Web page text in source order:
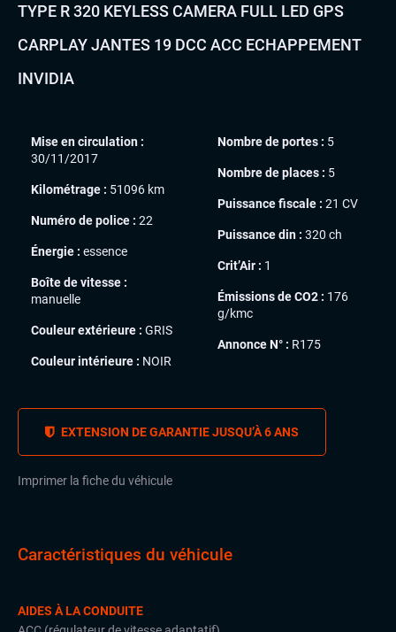
TYPE R 320 KEYLESS CAMERA FULL LED GPS
CARPLAY JANTES 19 DCC ACC ECHAPPEMENT
INVIDIA
Mise en circulation :
30/11/2017
Kilométrage : 51096 km
Numéro de police : 22
Énergie : essence
Boîte de vitesse :
manuelle
Couleur extérieure : GRIS
Couleur intérieure : NOIR
Nombre de portes : 5
Nombre de places : 5
Puissance fiscale : 21 CV
Puissance din : 320 ch
Crit’Air : 1
Émissions de CO2 : 176
g/kmc
Annonce N° : R175
EXTENSION DE GARANTIE JUSQU’À 6 ANS
Imprimer la fiche du véhicule
Caractéristiques du véhicule
AIDES À LA CONDUITE